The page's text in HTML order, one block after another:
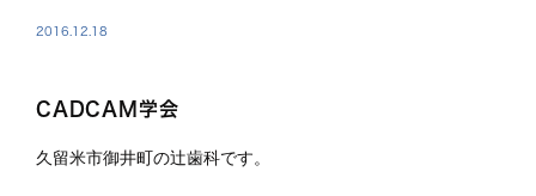
2016.12.18
CADCAM学会
久留米市御井町の辻歯科です。